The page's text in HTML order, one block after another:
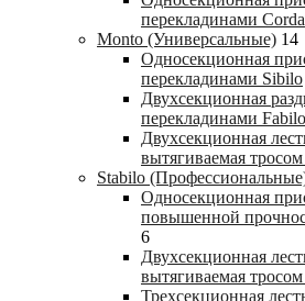
перекладинами Corda
Monto (Универсальные) 14
Односекционная
перекладинами Sibilo
Двухсекционная
перекладинами Fabilo
Двухсекционная
вытягиваемая
Stabilo
Односекционная
повышенной
6
Двухсекционная
вытягиваемая
Трехсекционная